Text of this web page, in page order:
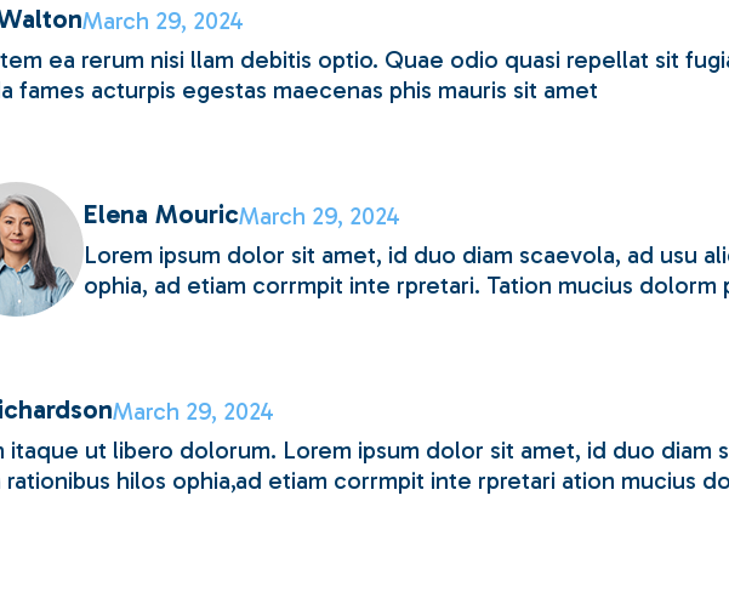
March 29, 2024
ea rerum nisi llam debitis optio. Quae odio quasi repellat sit
fames acturpis egestas maecenas phis mauris sit amet
Elena MouricMarch 29, 2024
Lorem ipsum dolor sit amet, id duo diam scaevola, ad usu
ophia, ad etiam corrmpit inte rpretari. Tation mucius dolorm
March 29, 2024
itaque ut libero dolorum. Lorem ipsum dolor sit amet, id duo diam
rationibus hilos ophia,ad etiam corrmpit inte rpretari ation mucius